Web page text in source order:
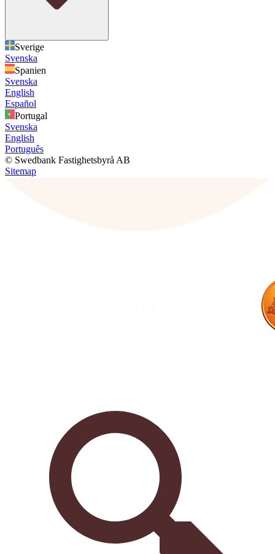
Sverige
Svenska
Spanien
Svenska
English
Español
Portugal
Svenska
English
Português
© Swedbank Fastighetsbyrå AB
Sitemap